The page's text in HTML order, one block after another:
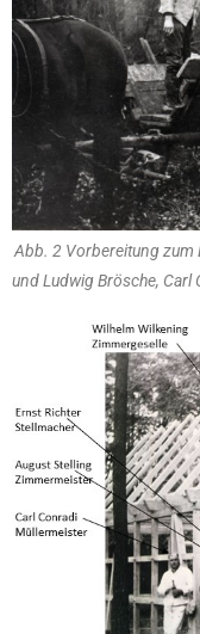
Abb. 2 Vorbereitung zum
und Ludwig Brösche, Carl